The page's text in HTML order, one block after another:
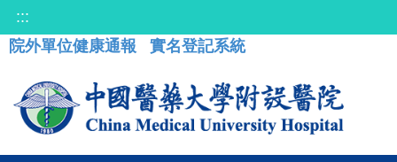
:::
院外單位健康通報
實名登記系統